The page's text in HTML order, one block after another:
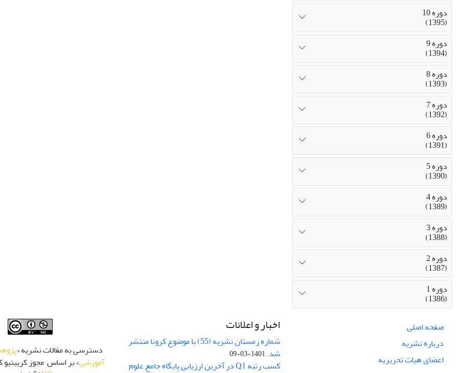
دوره 10
(1395)
دوره 9
(1394)
دوره 8
(1393)
دوره 7
(1392)
دوره 6
(1391)
دوره 5
(1390)
دوره 4
(1389)
دوره 3
(1388)
دوره 2
(1387)
دوره 1
(1386)
صفحه اصلی
درباره نشریه
اعضای هیات تحریریه
اخبار و اعلانات
شماره زمستان نشریه (55) با موضوع کرونا منتشر
شد.1401-03-09
کسب رتبه Q1 در آخرین ارزیابی پایگاه جامع علوم
دسترسی به مقالات نشریه «
آموزشی» بر اساس مجوز کرییتیو